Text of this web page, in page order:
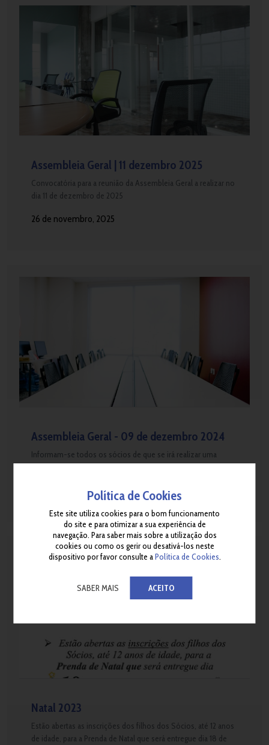
Política de Cookies
Este site utiliza cookies para o bom funcionamento
do site e para otimizar a sua experiência de
navegação. Para saber mais sobre a utilização dos
cookies ou como os gerir ou desativá-los neste
dispositivo por favor consulte aPolítica de Cookies
SABER MAIS ACEITO
Assembleia Geral | 11 dezembro 2025
Convocatória para a reunião da Assembleia Geral a realizar no
dia 11 de dezembro de 2025
26 de novembro, 2025
Assembleia Geral - 09 de dezembro 2024
Informam-se todos os sócios de que se irá realizar uma
Assembleia Geral no próximo dia 09 de dezembro de 2024.
06 de dezembro, 2024
Natal 2023
Estão abertas as inscrições dos filhos dos Sócios, até 12 anos
de idade, para a Prenda de Natal que será entregue dia 18 de